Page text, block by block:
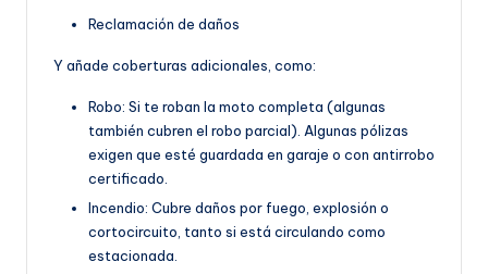
Reclamación de daños
Y añade coberturas adicionales, como:
Robo: Si te roban la moto completa (algunas
también cubren el robo parcial). Algunas pólizas
exigen que esté guardada en garaje o con antirrobo
certificado.
Incendio: Cubre daños por fuego, explosión o
cortocircuito, tanto si está circulando como
estacionada.